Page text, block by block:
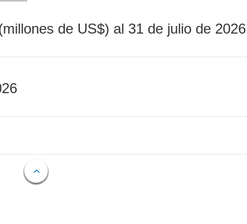
de US$) al 31 de julio de 2026